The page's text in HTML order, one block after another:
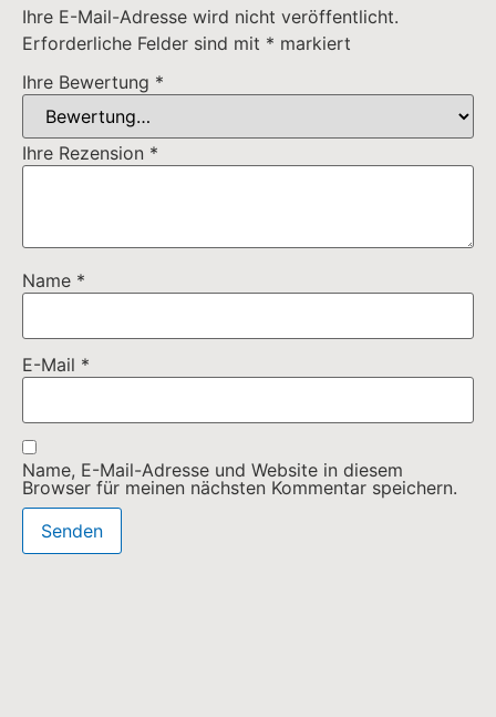
Ihre E-Mail-Adresse wird nicht veröffentlicht.
Erforderliche Felder sind mit * markiert
Ihre Bewertung *
Ihre Rezension *
Name *
E-Mail *
Name, E-Mail-Adresse und Website in diesem
Browser für meinen nächsten Kommentar speichern.